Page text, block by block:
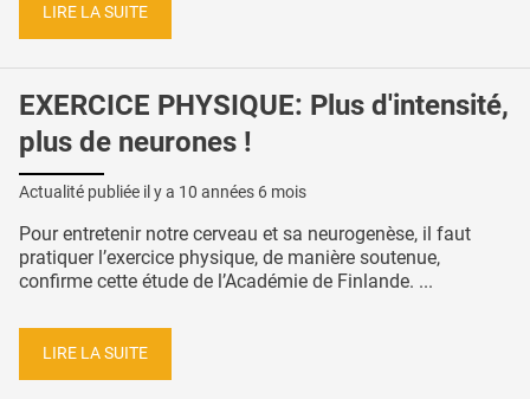
LIRE LA SUITE
EXERCICE PHYSIQUE: Plus d'intensité,
plus de neurones !
Actualité publiée il y a 10 années 6 mois
Pour entretenir notre cerveau et sa neurogenèse, il faut
pratiquer l’exercice physique, de manière soutenue,
confirme cette étude de l’Académie de Finlande. ...
LIRE LA SUITE